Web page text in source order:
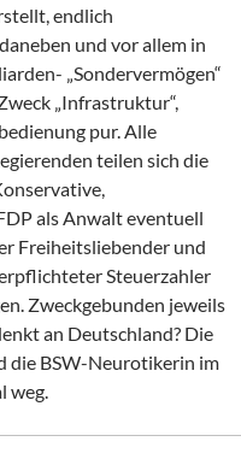
endlich
und vor allem in
„Sondervermögen“
„Infrastruktur“,
pur. Alle
teilen sich die
als Anwalt eventuell
Freiheitsliebender und
Steuerzahler
Zweckgebunden jeweils
an Deutschland? Die
die BSW-Neurotikerin im
weg.